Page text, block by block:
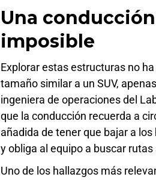
Una
imposible
Explorar estas estructuras no
tamaño similar a un SUV,
ingeniera de operaciones del
que la conducción recuerda a
añadida de tener que bajar a
y obliga al equipo a buscar
Uno de los hallazgos más